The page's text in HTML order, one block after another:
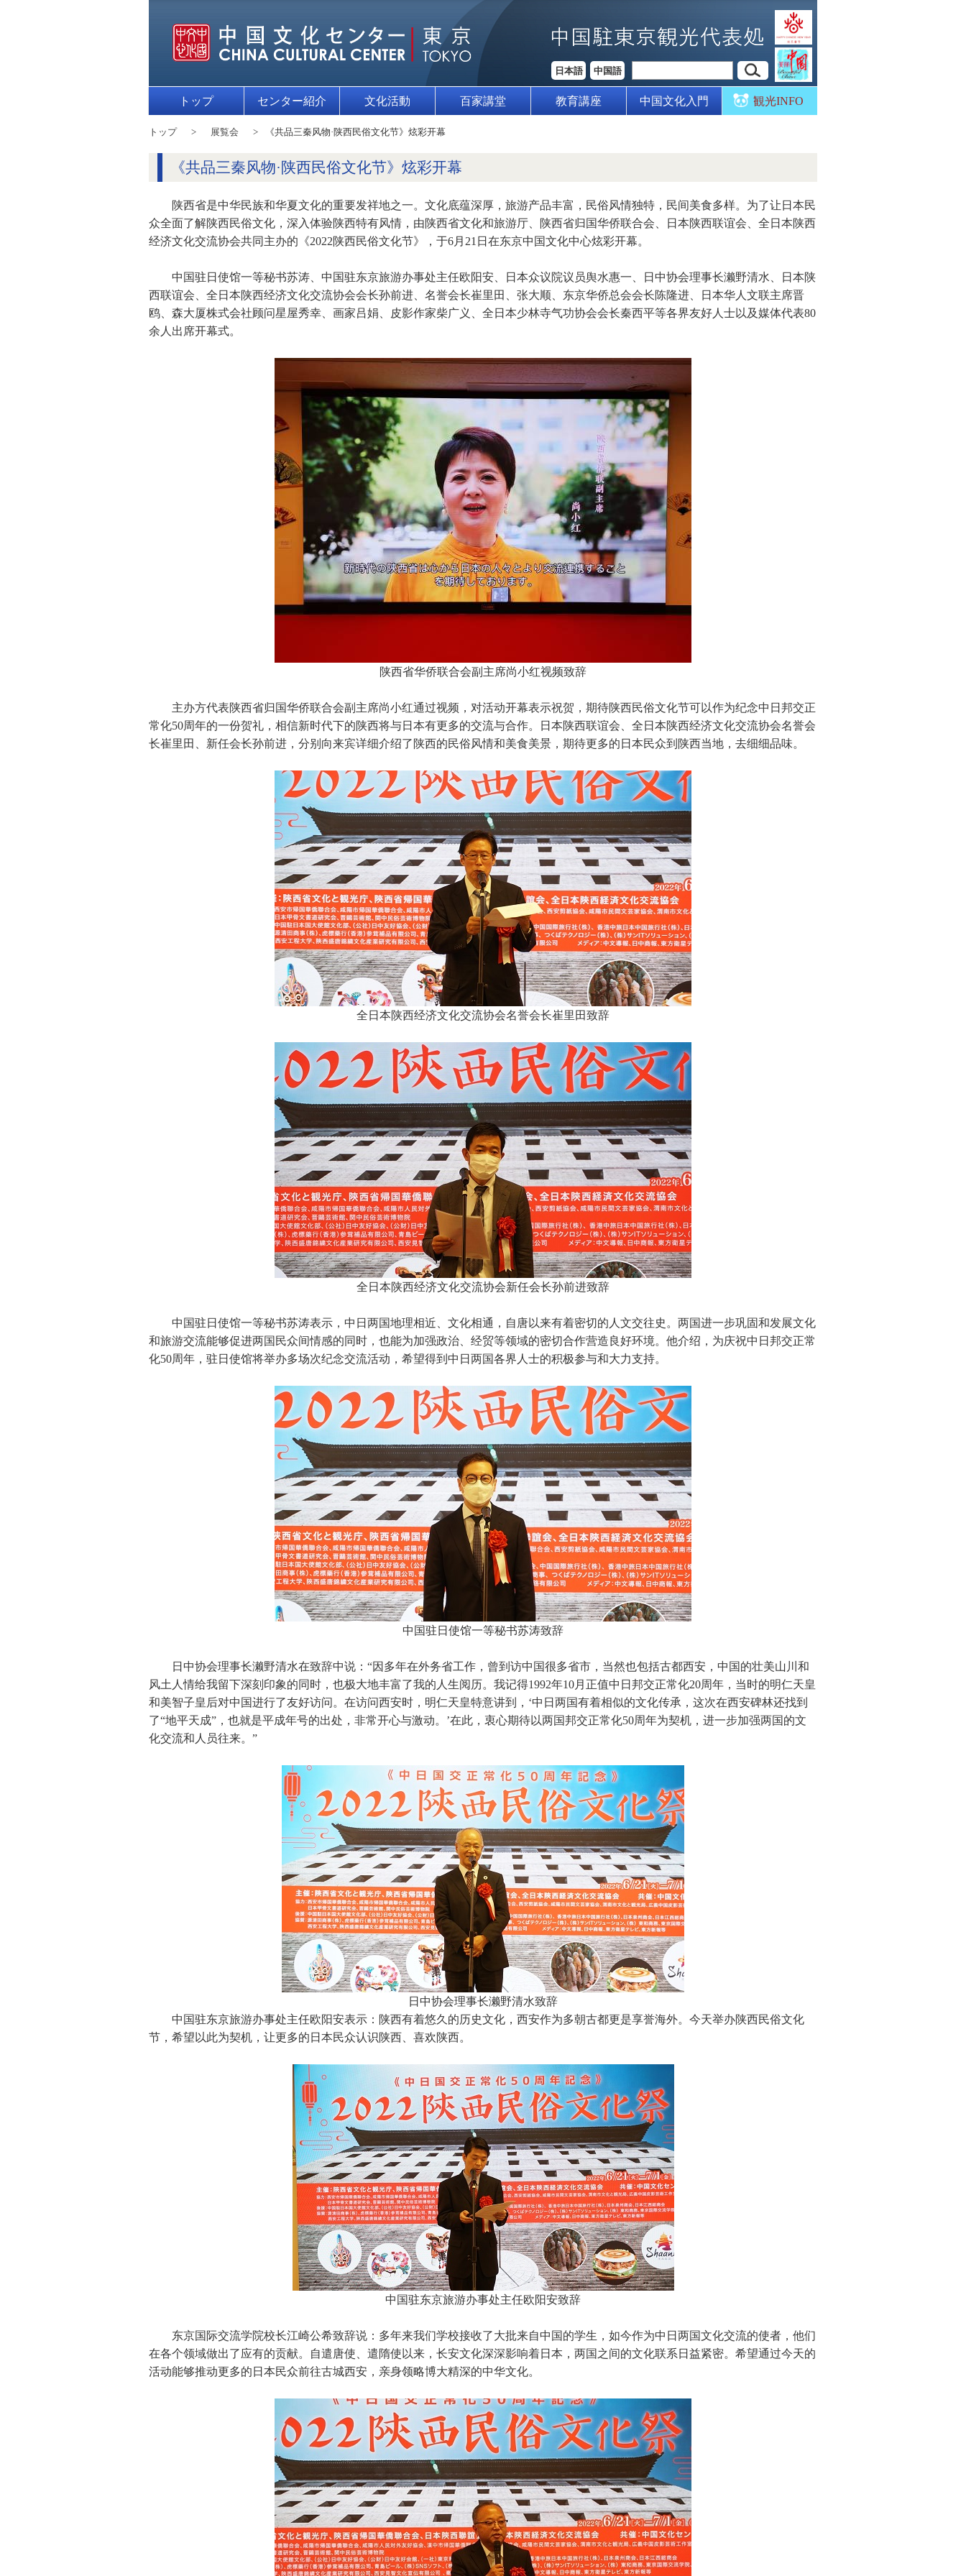
日本語 中国語
トップ センター紹介 文化活動 百家講堂 教育講座 中国文化入門 観光INFO
トップ 展覧会 《共品三秦风物·陕西民俗文化节》炫彩开幕
《共品三秦风物·陕西民俗文化节》炫彩开幕
陕西省是中华民族和华夏文化的重要发祥地之一。文化底蕴深厚，旅游产品丰富，民俗风情独特，民间美食多样。为了让日本民
众全面了解陕西民俗文化，深入体验陕西特有风情，由陕西省文化和旅游厅、陕西省归国华侨联合会、日本陕西联谊会、全日本陕西
经济文化交流协会共同主办的《2022陕西民俗文化节》，于6月21日在东京中国文化中心炫彩开幕。
中国驻日使馆一等秘书苏涛、中国驻东京旅游办事处主任欧阳安、日本众议院议员舆水惠一、日中协会理事长濑野清水、日本陕
西联谊会、全日本陕西经济文化交流协会会长孙前进、名誉会长崔里田、张大顺、东京华侨总会会长陈隆进、日本华人文联主席晋
鸥、森大厦株式会社顾问星屋秀幸、画家吕娟、皮影作家柴广义、全日本少林寺气功协会会长秦西平等各界友好人士以及媒体代表80
余人出席开幕式。
陕西省华侨联合会副主席尚小红视频致辞
主办方代表陕西省归国华侨联合会副主席尚小红通过视频，对活动开幕表示祝贺，期待陕西民俗文化节可以作为纪念中日邦交正
常化50周年的一份贺礼，相信新时代下的陕西将与日本有更多的交流与合作。日本陕西联谊会、全日本陕西经济文化交流协会名誉会
长崔里田、新任会长孙前进，分别向来宾详细介绍了陕西的民俗风情和美食美景，期待更多的日本民众到陕西当地，去细细品味。
全日本陕西经济文化交流协会名誉会长崔里田致辞
全日本陕西经济文化交流协会新任会长孙前进致辞
中国驻日使馆一等秘书苏涛表示，中日两国地理相近、文化相通，自唐以来有着密切的人文交往史。两国进一步巩固和发展文化
和旅游交流能够促进两国民众间情感的同时，也能为加强政治、经贸等领域的密切合作营造良好环境。他介绍，为庆祝中日邦交正常
化50周年，驻日使馆将举办多场次纪念交流活动，希望得到中日两国各界人士的积极参与和大力支持。
中国驻日使馆一等秘书苏涛致辞
日中协会理事长濑野清水在致辞中说：“因多年在外务省工作，曾到访中国很多省市，当然也包括古都西安，中国的壮美山川和
风土人情给我留下深刻印象的同时，也极大地丰富了我的人生阅历。我记得1992年10月正值中日邦交正常化20周年，当时的明仁天皇
和美智子皇后对中国进行了友好访问。在访问西安时，明仁天皇特意讲到，‘中日两国有着相似的文化传承，这次在西安碑林还找到
了“地平天成”，也就是平成年号的出处，非常开心与激动。’在此，衷心期待以两国邦交正常化50周年为契机，进一步加强两国的文
化交流和人员往来。”
日中协会理事长濑野清水致辞
中国驻东京旅游办事处主任欧阳安表示：陕西有着悠久的历史文化，西安作为多朝古都更是享誉海外。今天举办陕西民俗文化
节，希望以此为契机，让更多的日本民众认识陕西、喜欢陕西。
中国驻东京旅游办事处主任欧阳安致辞
东京国际交流学院校长江崎公希致辞说：多年来我们学校接收了大批来自中国的学生，如今作为中日两国文化交流的使者，他们
在各个领域做出了应有的贡献。自遣唐使、遣隋使以来，长安文化深深影响着日本，两国之间的文化联系日益紧密。希望通过今天的
活动能够推动更多的日本民众前往古城西安，亲身领略博大精深的中华文化。